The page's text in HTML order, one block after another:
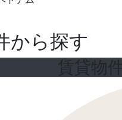
から探す
賃貸物件